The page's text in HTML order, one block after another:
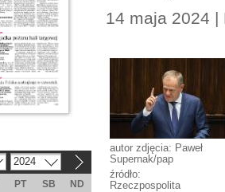
14 maja 2024
autor zdjęcia: Paweł
Supernak/pap
źródło:
Rzeczpospolita
2024
PT SB
ND